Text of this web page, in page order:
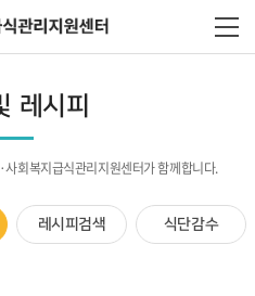
레시피
회복지급식관리지원센터가 함께합니다.
레시피검색 식단감수